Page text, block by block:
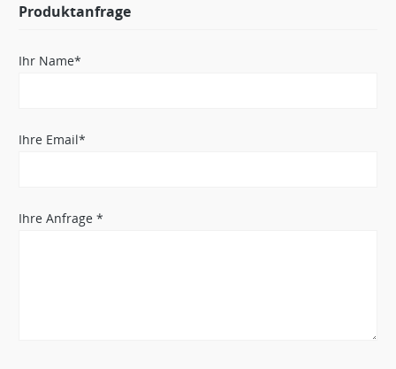
Produktanfrage
Ihr Name*
Ihre Email*
Ihre Anfrage *